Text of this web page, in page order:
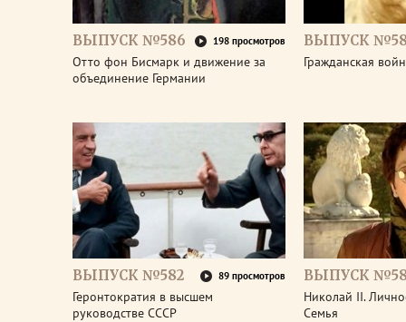
ВЫПУСК №586 198 просмотров
Отто фон Бисмарк и движение за
объединение Германии
ВЫПУСК
Гражданская
ВЫПУСК №582 89 просмотров
Геронтократия в высшем
руководстве СССР
ВЫПУСК
Николай II.
Семья